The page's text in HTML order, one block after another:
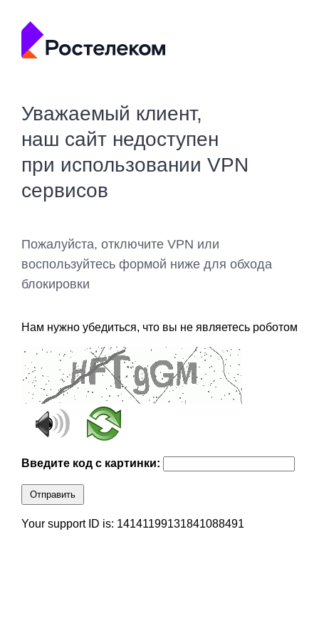
Уважаемый клиент,
наш сайт недоступен
при использовании VPN
сервисов
Пожалуйста, отключите VPN или
воспользуйтесь формой ниже для обхода
блокировки
Нам нужно убедиться, что вы не являетесь роботом
Введите код с картинки:
Отправить
Your support ID is: 14141199131841088491